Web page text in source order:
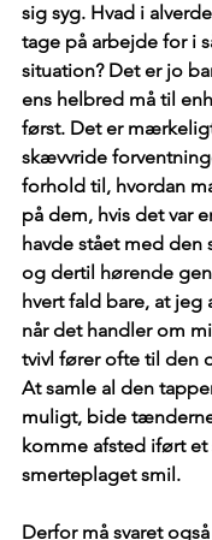
sig syg. Hvad i
tage på arbejde for i
situation? Det er jo
ens helbred må til
først. Det er
skævvride
forhold til, hvordan
på dem, hvis det var
havde stået med den
og dertil hørende
hvert fald bare, at jeg
når det handler om
tvivl fører ofte til den
At samle al den
muligt, bide
komme afsted iført
smerteplaget smil.
Derfor må svaret